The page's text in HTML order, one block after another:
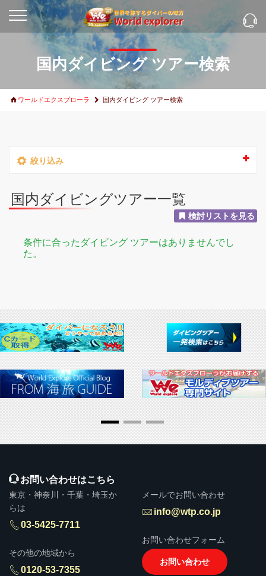
国内ダイビング ツアー検索
ワールドエクスプローラ 国内ダイビング ツアー検索
絞り込み
国内ダイビングツアー一覧
検討リストを見る
条件に合ったダイビング ツアーはありませんでし
た。
お問い合わせはこちら
東京・神奈川・千葉・埼玉か
らは
03-5425-7711
その他の地域から
0120-53-7355
メールでお問い合わせ
info@wtp.co.jp
お問い合わせフォーム
お問い合わせ